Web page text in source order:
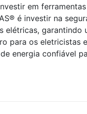
em
é investir na
elétricas, garantindo
para os eletricistas
energia confiável